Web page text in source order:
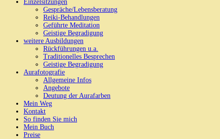
Einzelsitzungen
Gespräche/Lebensberatung
Reiki-Behandlungen
Geführte Meditation
Geistige Begradigung
weitere Ausbildungen
Rückführungen u.a.
Traditionelles Besprechen
Geistige Begradigung
Aurafotografie
Allgemeine Infos
Angebote
Deutung der Aurafarben
Mein Weg
Kontakt
So finden Sie mich
Mein Buch
Preise